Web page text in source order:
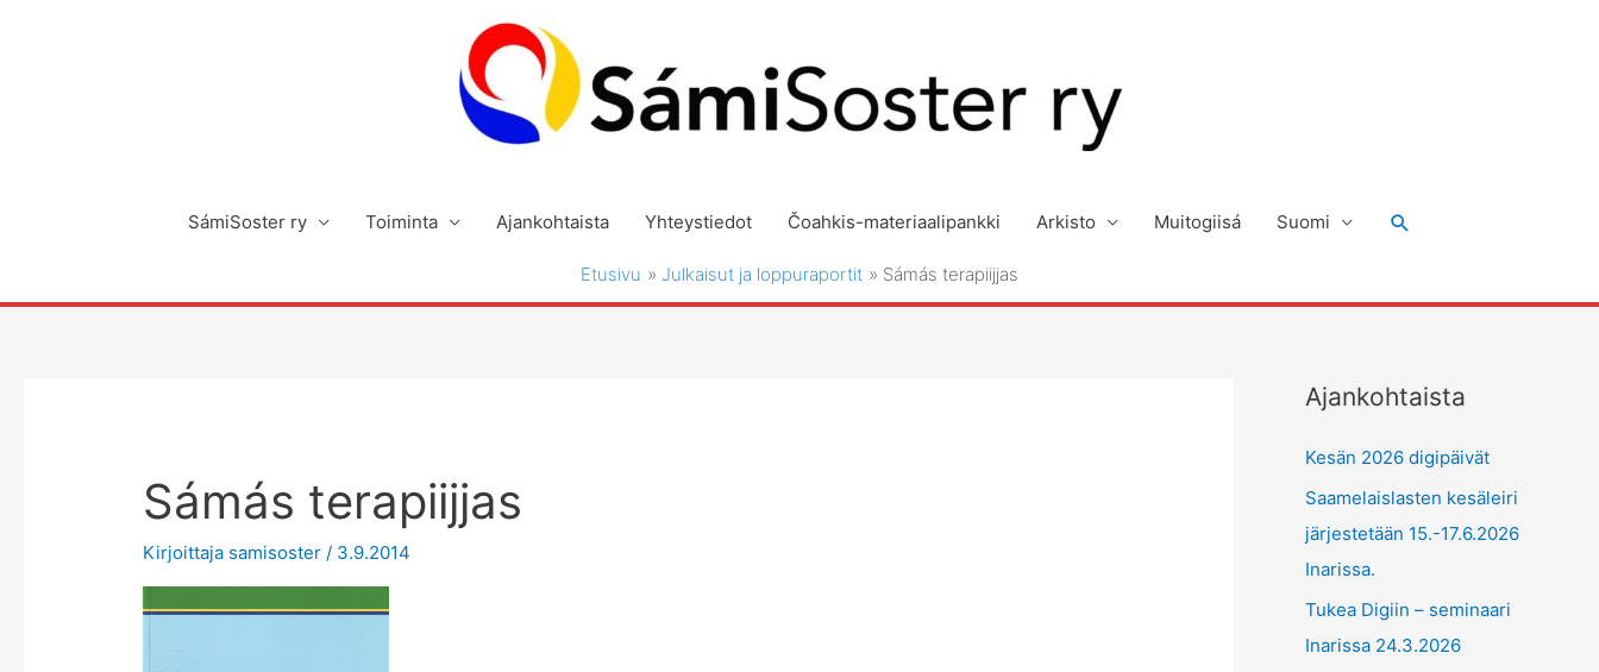
SámiSoster ry Toiminta Ajankohtaista Yhteystiedot Čoahkis-materiaalipankki Arkisto Muitogiisá Suomi Hae
Etusivu Julkaisut ja loppuraportit Sámás terapiijjas
Sámás terapiijjas
Kirjoittaja samisoster/ 3.9.2014
Ajankohtaista
Kesän 2026 digipäivät
Saamelaislasten kesäleiri
järjestetään 15.-17.6.2026
Inarissa.
Tukea Digiin – seminaari
Inarissa 24.3.2026